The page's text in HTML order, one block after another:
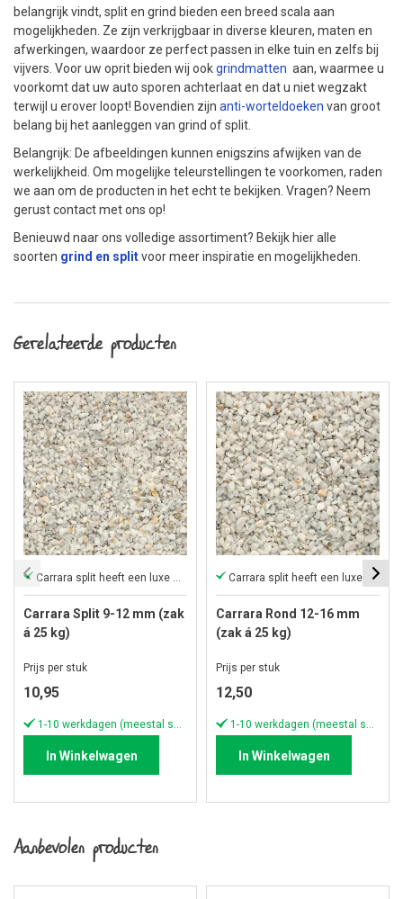
belangrijk vindt, split en grind bieden een breed scala aan
mogelijkheden. Ze zijn verkrijgbaar in diverse kleuren, maten en
afwerkingen, waardoor ze perfect passen in elke tuin en zelfs bij
vijvers. Voor uw oprit bieden wij ookgrindmatten aan, waarmee u
voorkomt dat uw auto sporen achterlaat en dat u niet wegzakt
terwijl u erover loopt! Bovendien zijn anti-worteldoeken van groot
belang bij het aanleggen van grind of split.
Belangrijk: De afbeeldingen kunnen enigszins afwijken van de
werkelijkheid. Om mogelijke teleurstellingen te voorkomen, raden
we aan om de producten in het echt te bekijken. Vragen? Neem
gerust contact met ons op!
Benieuwd naar ons volledige assortiment? Bekijk hier alle
soorten grind en splitvoor meer inspiratie en mogelijkheden.
Gerelateerde producten
Carrara split heeft een luxe uitstraling
Carrara Split 9-12 mm (zak
á 25 kg)
Prijs per stuk
10,95
In Winkelwagen
Carrara split heeft een luxe uitstraling
Carrara Rond 12-16 mm
(zak á 25 kg)
Prijs per stuk
12,50
In Winkelwagen
Aanbevolen producten